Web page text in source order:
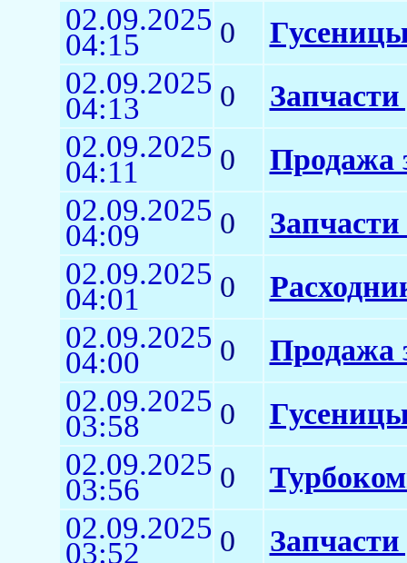
02.09.2025
04:15 0
02.09.2025
04:13 0
02.09.2025
04:11 0 Продажа
02.09.2025
04:09 0 Запчасти
02.09.2025
04:01 0
02.09.2025
04:00 0 Продажа
02.09.2025
03:58 0
02.09.2025
03:56 0
02.09.2025
03:52 0